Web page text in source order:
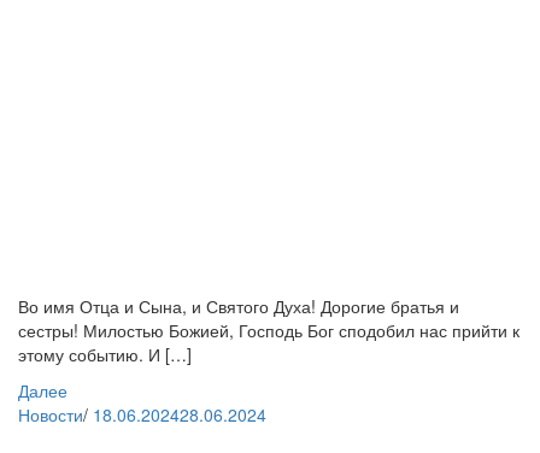
Во имя Отца и Сына, и Святого Духа! Дорогие братья и
сестры! Милостью Божией, Господь Бог сподобил нас прийти к
этому событию. И […]
Далее
Новости/ 18.06.202428.06.2024